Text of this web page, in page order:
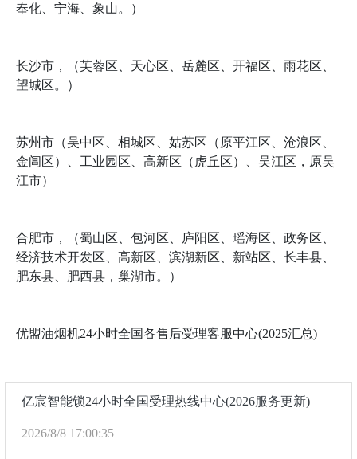
奉化、宁海、象山。）
长沙市，（芙蓉区、天心区、岳麓区、开福区、雨花区、
望城区。）
苏州市（吴中区、相城区、姑苏区（原平江区、沧浪区、
金阊区）、工业园区、高新区（虎丘区）、吴江区，原吴
江市）
合肥市，（蜀山区、包河区、庐阳区、瑶海区、政务区、
经济技术开发区、高新区、滨湖新区、新站区、长丰县、
肥东县、肥西县，巢湖市。）
优盟油烟机24小时全国各售后受理客服中心(2025汇总)
亿宸智能锁24小时全国受理热线中心(2026服务更新)
2026/8/8 17:00:35